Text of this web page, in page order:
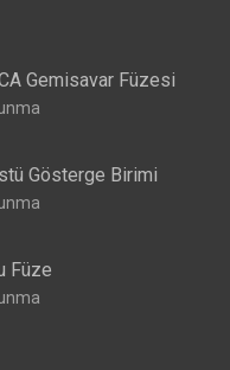
Gemisavar Füzesi
Gösterge Birimi
Füze